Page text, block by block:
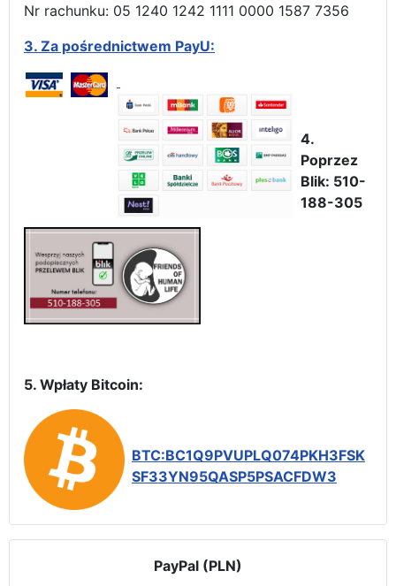
Nr rachunku: 05 1240 1242 1111 0000 1587 7356
3. Za pośrednictwem PayU:
4.
Poprzez
Blik: 510-
188-305
5. Wpłaty Bitcoin:
BTC:BC1Q9PVUPLQ074PKH3FSK
SF33YN95QASP5PSACFDW3
PayPal (PLN)